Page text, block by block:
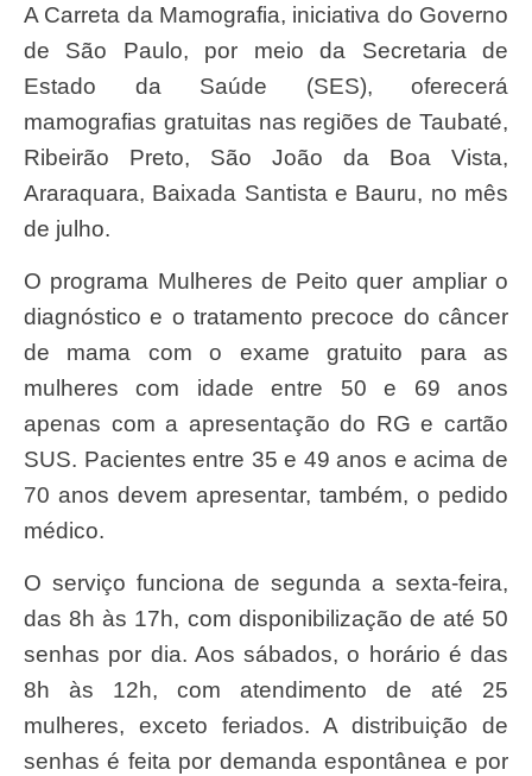
A Carreta da Mamografia, iniciativa do Governo
de São Paulo, por meio da Secretaria de
Estado da Saúde (SES), oferecerá
mamografias gratuitas nas regiões de Taubaté,
Ribeirão Preto, São João da Boa Vista,
Araraquara, Baixada Santista e Bauru, no mês
de julho.
O programa Mulheres de Peito quer ampliar o
diagnóstico e o tratamento precoce do câncer
de mama com o exame gratuito para as
mulheres com idade entre 50 e 69 anos
apenas com a apresentação do RG e cartão
SUS. Pacientes entre 35 e 49 anos e acima de
70 anos devem apresentar, também, o pedido
médico.
O serviço funciona de segunda a sexta-feira,
das 8h às 17h, com disponibilização de até 50
senhas por dia. Aos sábados, o horário é das
8h às 12h, com atendimento de até 25
mulheres, exceto feriados. A distribuição de
senhas é feita por demanda espontânea e por